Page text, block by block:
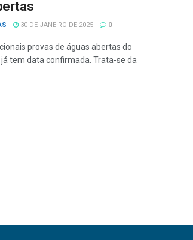
30 DE JANEIRO DE 2025 0
provas de águas abertas do
tem data confirmada. Trata-se da